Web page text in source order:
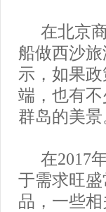
在北京
船做西沙
示，如果
端，也有
群岛的美景
在2017
于需求旺
品，一些